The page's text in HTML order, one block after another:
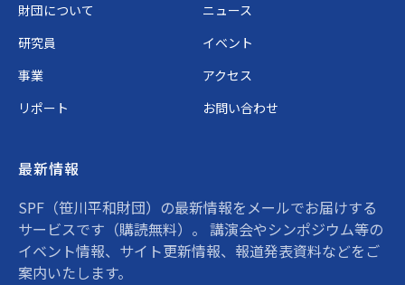
財団について
ニュース
研究員
イベント
事業
アクセス
リポート
お問い合わせ
最新情報
SPF（笹川平和財団）の最新情報をメールでお届けする
サービスです（購読無料）。 講演会やシンポジウム等の
イベント情報、サイト更新情報、報道発表資料などをご
案内いたします。